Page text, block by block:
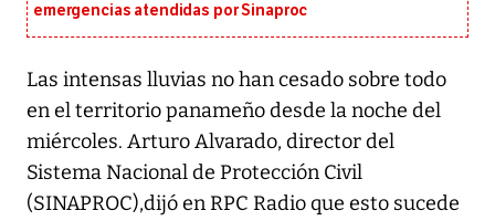
emergencias atendidas por Sinaproc
Las intensas lluvias no han cesado sobre todo
en el territorio panameño desde la noche del
miércoles. Arturo Alvarado, director del
Sistema Nacional de Protección Civil
(SINAPROC),dijó en RPC Radio que esto sucede